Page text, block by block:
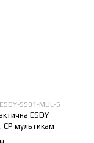
SS01-MUL-S
ESDY
мультикам